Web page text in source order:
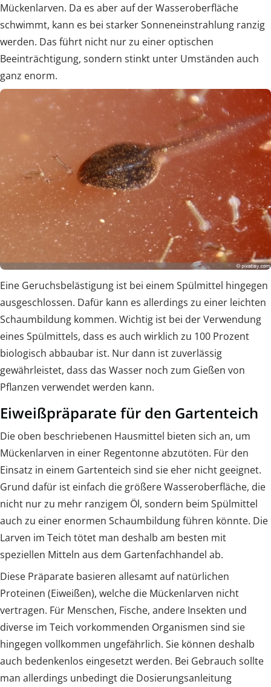
Mückenlarven. Da es aber auf der Wasseroberfläche
schwimmt, kann es bei starker Sonneneinstrahlung ranzig
werden. Das führt nicht nur zu einer optischen
Beeinträchtigung, sondern stinkt unter Umständen auch
ganz enorm.
Eine Geruchsbelästigung ist bei einem Spülmittel hingegen
ausgeschlossen. Dafür kann es allerdings zu einer leichten
Schaumbildung kommen. Wichtig ist bei der Verwendung
eines Spülmittels, dass es auch wirklich zu 100 Prozent
biologisch abbaubar ist. Nur dann ist zuverlässig
gewährleistet, dass das Wasser noch zum Gießen von
Pflanzen verwendet werden kann.
Eiweißpräparate für den Gartenteich
Die oben beschriebenen Hausmittel bieten sich an, um
Mückenlarven in einer Regentonne abzutöten. Für den
Einsatz in einem Gartenteich sind sie eher nicht geeignet.
Grund dafür ist einfach die größere Wasseroberfläche, die
nicht nur zu mehr ranzigem Öl, sondern beim Spülmittel
auch zu einer enormen Schaumbildung führen könnte. Die
Larven im Teich tötet man deshalb am besten mit
speziellen Mitteln aus dem Gartenfachhandel ab.
Diese Präparate basieren allesamt auf natürlichen
Proteinen (Eiweißen), welche die Mückenlarven nicht
vertragen. Für Menschen, Fische, andere Insekten und
diverse im Teich vorkommenden Organismen sind sie
hingegen vollkommen ungefährlich. Sie können deshalb
auch bedenkenlos eingesetzt werden. Bei Gebrauch sollte
man allerdings unbedingt die Dosierungsanleitung